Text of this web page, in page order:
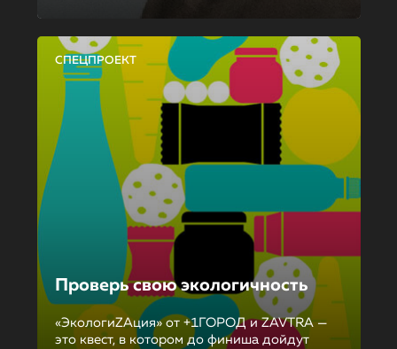
СПЕЦПРОЕКТ
Проверь свою экологичность
«ЭкологиZAция» от +1ГОРОД и ZAVTRA —
это квест, в котором до финиша дойдут